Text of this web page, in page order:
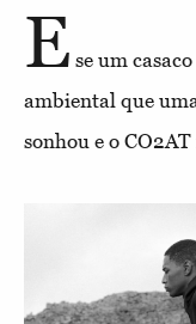
E se um
ambiental que
sonhou e o CO2AT